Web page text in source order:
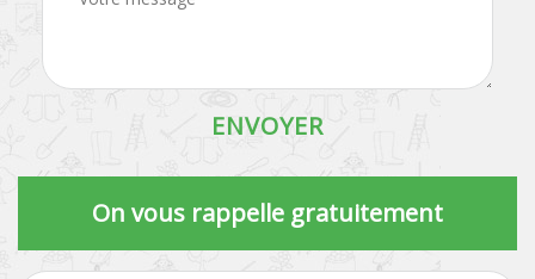
On vous rappelle gratuitement